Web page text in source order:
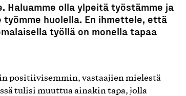
Haluamme olla ylpeitä työstämme ja
työmme huolella. En ihmettele, että
työllä on monella tapaa
positiivisemmin, vastaajien mielestä
tulisi muuttua ainakin tapa, jolla